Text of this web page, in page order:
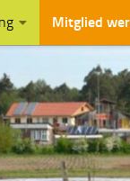
Mitglied